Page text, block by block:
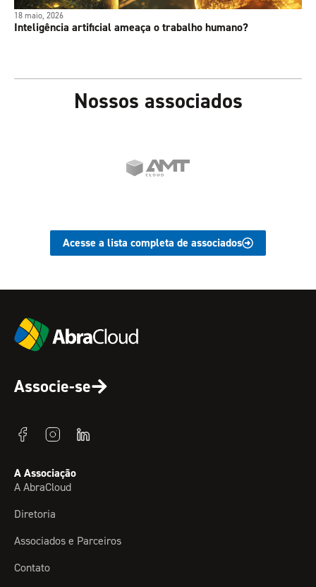
18 maio, 2026
Inteligência artificial ameaça o trabalho humano?
Nossos associados
Acesse a lista completa de associados
Associe-se
A Associação
A AbraCloud
Diretoria
Associados e Parceiros
Contato